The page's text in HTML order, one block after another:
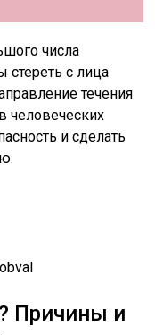
числа
стереть с лица
течения
человеческих
и сделать
Причины и